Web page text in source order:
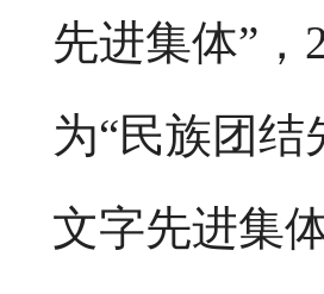
先进集体”，
为“民族团结
文字先进集